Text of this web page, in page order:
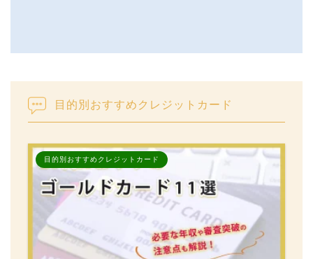
目的別おすすめクレジットカード
目的別おすすめクレジットカード